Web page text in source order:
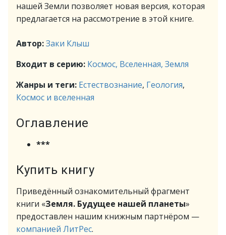
нашей Земли позволяет новая версия, которая
предлагается на рассмотрение в этой книге.
Автор:Заки Клыш
Входит в серию: Космос, Вселенная, Земля
Жанры и теги: Естествознание, Геология,
Космос и вселенная
Оглавление
***
Купить книгу
Приведённый ознакомительный фрагмент
книги «Земля. Будущее нашей планеты»
предоставлен нашим книжным партнёром —
компанией ЛитРес.